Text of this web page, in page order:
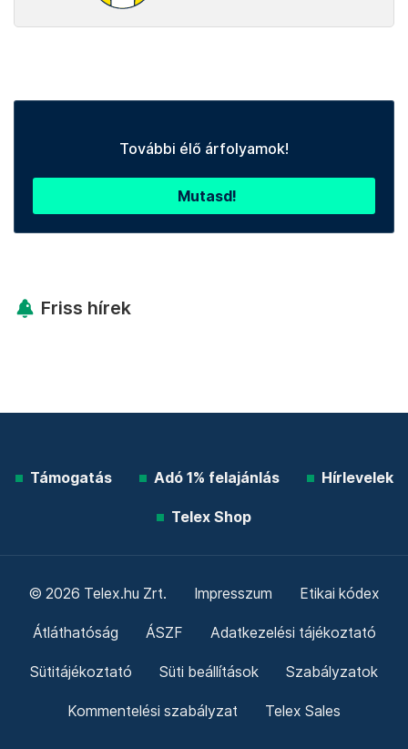
További élő árfolyamok!
Mutasd!
Friss hírek
Támogatás Adó 1% felajánlás Hírlevelek
Telex Shop
© 2026 Telex.hu Zrt. Impresszum Etikai kódex
Átláthatóság ÁSZF Adatkezelési tájékoztató
Sütitájékoztató Süti beállítások Szabályzatok
Kommentelési szabályzat Telex Sales